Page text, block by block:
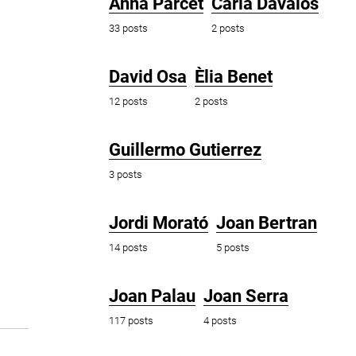
33 posts 2 posts
David Osa
12 posts
Èlia Benet
2 posts
Guillermo Gutierrez
3 posts
Jordi Morató
14 posts
Joan Bertran
5 posts
Joan Palau
117 posts
Joan Serra
4 posts